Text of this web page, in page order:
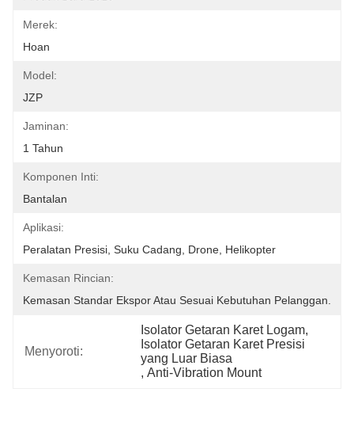
Merek:
Hoan
Model:
JZP
Jaminan:
1 Tahun
Komponen Inti:
Bantalan
Aplikasi:
Peralatan Presisi, Suku Cadang, Drone, Helikopter
Kemasan Rincian:
Kemasan Standar Ekspor Atau Sesuai Kebutuhan Pelanggan.
Menyoroti:
Isolator Getaran Karet Logam,
Isolator Getaran Karet Presisi
yang Luar Biasa
, Anti-Vibration Mount